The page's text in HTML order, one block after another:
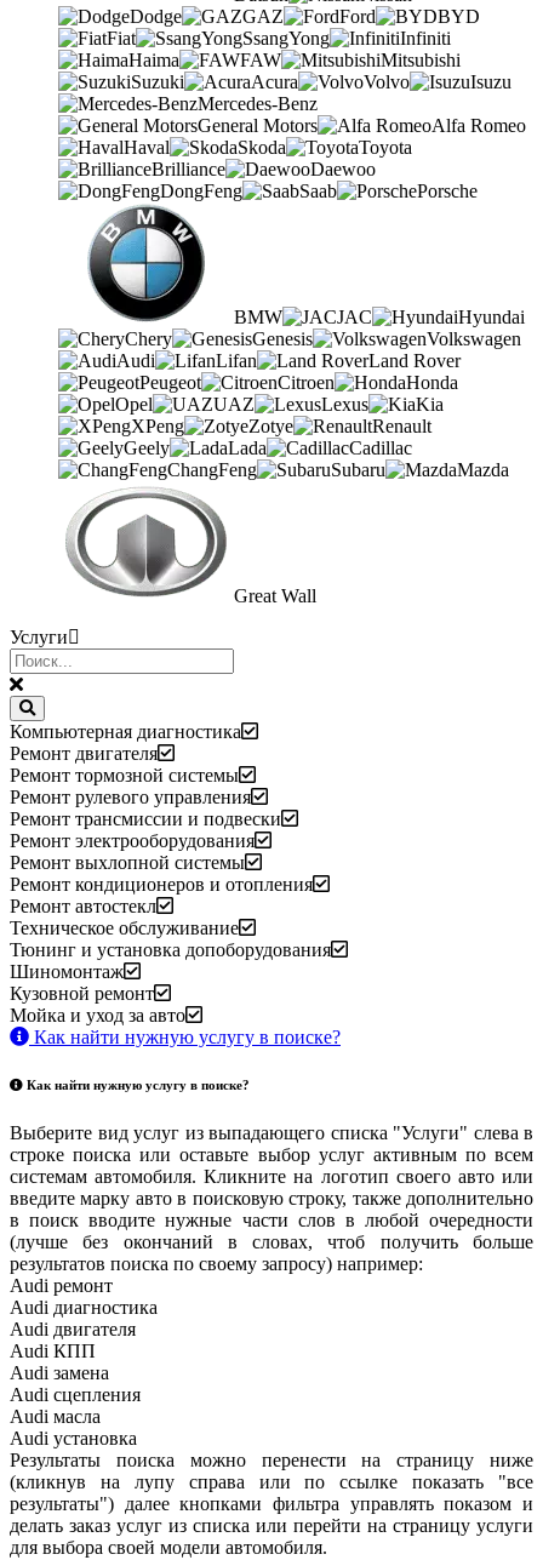
Dodge
GAZ Ford
BYD
Fiat
SsangYong
Infiniti
Haima
FAW
Mitsubishi
Suzuki
Acura Volvo
Isuzu
Mercedes-Benz
General Motors
Alfa Romeo
Haval
Skoda
Toyota
Brilliance
Daewoo
DongFeng
Saab Porsche
BMW JAC
Hyundai
Chery
Genesis
Volkswagen
Audi
Lifan
Land Rover
Peugeot
Citroen
Honda
Opel
UAZ Lexus
Kia
XPeng
Zotye
Renault
Geely
Lada
Cadillac
ChangFeng
Subaru Mazda
Great Wall
Услуги
Компьютерная диагностика
Ремонт двигателя
Ремонт тормозной системы
Ремонт рулевого управления
Ремонт трансмиссии и подвески
Ремонт электрооборудования
Ремонт выхлопной системы
Ремонт кондиционеров и отопления
Ремонт автостекл
Техническое обслуживание
Тюнинг и установка допоборудования
Шиномонтаж
Кузовной ремонт
Мойка и уход за авто
Как найти нужную услугу в поиске?
Как найти нужную услугу в поиске?
Выберите вид услуг из выпадающего списка "Услуги" слева в
строке поиска или оставьте выбор услуг активным по всем
системам автомобиля. Кликните на логотип своего авто или
введите марку авто в поисковую строку, также дополнительно
в поиск вводите нужные части слов в любой очередности
(лучше без окончаний в словах, чтоб получить больше
результатов поиска по своему запросу) например:
Audi ремонт
Audi диагностика
Audi двигателя
Audi КПП
Audi замена
Audi сцепления
Audi масла
Audi установка
Результаты поиска можно перенести на страницу ниже
(кликнув на лупу справа или по ссылке показать "все
результаты") далее кнопками фильтра управлять показом и
делать заказ услуг из списка или перейти на страницу услуги
для выбора своей модели автомобиля.